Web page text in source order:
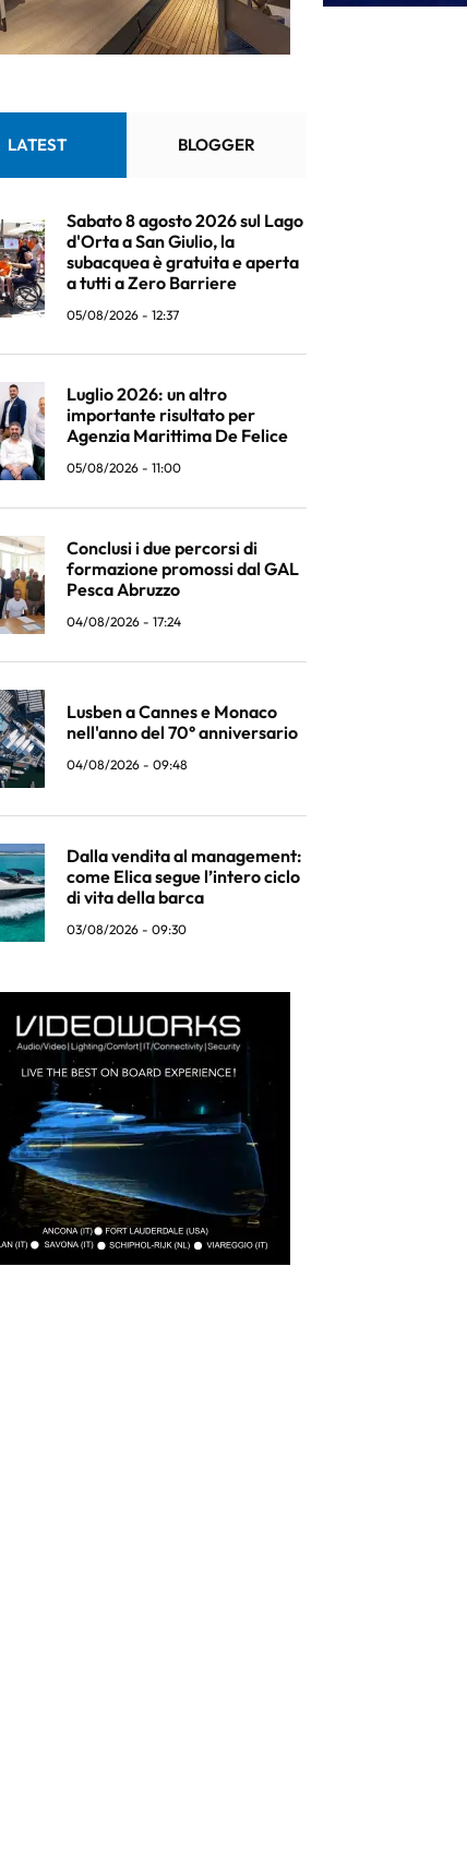
LATEST BLOGGER
Sabato 8 agosto 2026 sul Lago
d'Orta a San Giulio, la
subacquea è gratuita e aperta
a tutti a Zero Barriere
05/08/2026 - 12:37
Luglio 2026: un altro
importante risultato per
Agenzia Marittima De Felice
05/08/2026 - 11:00
Conclusi i due percorsi di
formazione promossi dal GAL
Pesca Abruzzo
04/08/2026 - 17:24
Lusben a Cannes e Monaco
nell'anno del 70° anniversario
04/08/2026 - 09:48
Dalla vendita al management:
come Elica segue l’intero ciclo
di vita della barca
03/08/2026 - 09:30